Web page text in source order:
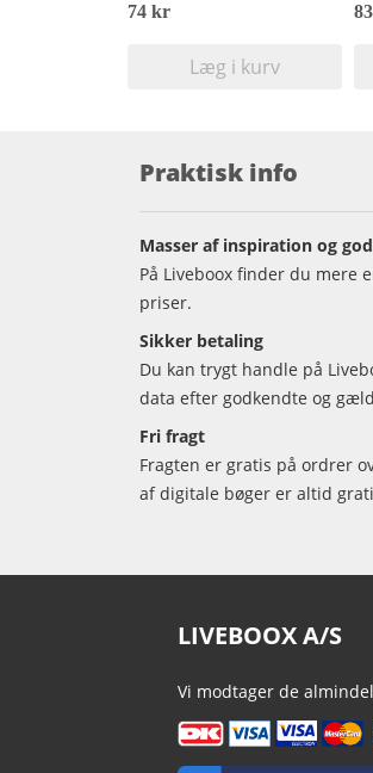
74 kr
Læg i kurv
Praktisk info
Masser af inspiration og
På Liveboox finder du mere
priser.
Sikker betaling
Du kan trygt handle på
data efter godkendte og
Fri fragt
Fragten er gratis på ordrer
af digitale bøger er altid
LIVEBOOX A/S
Vi modtager de